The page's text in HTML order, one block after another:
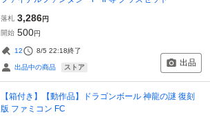
落札 3,286円
開始 500円
12 8/5 22:18終了
出品中の商品 ストア 出品
【箱付き】【動作品】ドラゴンボール 神龍の謎 復刻
版 ファミコン FC